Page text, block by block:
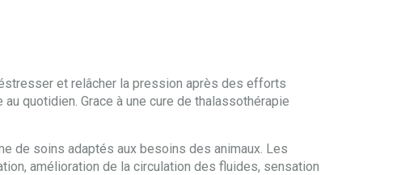
et relâcher la pression après des efforts
quotidien. Grace à une cure de thalassothérapie
de soins adaptés aux besoins des animaux. Les
amélioration de la circulation des fluides, sensation